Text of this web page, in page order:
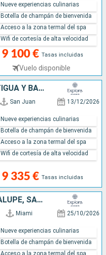
9 100 € Tasas incluidas
Vuelo disponible
Nueve experiencias culinarias
Botella de champán de bienvenida
Acceso a la zona termal del spa
Wifi de cortesía de alta velocidad
PORTO RICO, ANGUILLA, ANTIGUA Y BARBUDA, GUADALUPE, ISLAS TURCAS Y CAICOS, JAMAICA, REPÚBLICA DOMINICANA, JOST VAN DYKE, SAN MARTÍN, ESTADOS UNIDOS
San Juan 13/12/2026
9 335 € Tasas incluidas
Nueve experiencias culinarias
Botella de champán de bienvenida
Acceso a la zona termal del spa
Wifi de cortesía de alta velocidad
ANTIGUA Y BARBUDA, GUADALUPE, SAN MARTÍN, PORTO RICO, TÓRTOLA, FRANCIA, ESTADOS UNIDOS
Miami 25/10/2026
Nueve experiencias culinarias
Botella de champán de bienvenida
Acceso a la zona termal del spa